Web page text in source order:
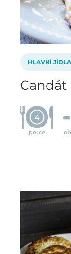
HLAVNÍ JÍDLA
4
porce